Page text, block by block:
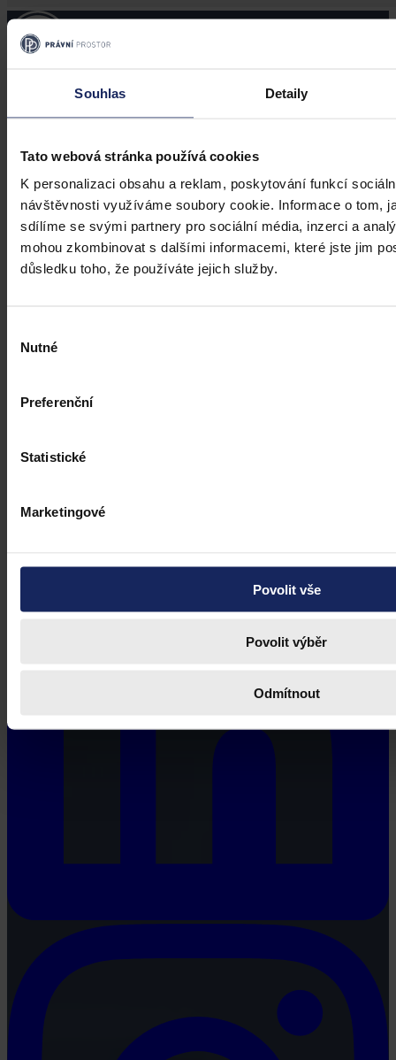
Souhlas Detaily
Tato webová stránka používá cookies
K personalizaci obsahu a reklam, poskytování funkcí
návštěvnosti využíváme soubory cookie. Informace o tom,
sdílíme se svými partnery pro sociální média, inzerci a
mohou zkombinovat s dalšími informacemi, které jste jim
důsledku toho, že používáte jejich služby.
souhlasu
Nutné
Preferenční
Statistické
Marketingové
Povolit vše
Povolit výběr
Odmítnout
Právní portál, jehož cílovou skupinou jsou nejenom právní
profesionálové a zástupci právnických profesí, ale všichni, kteří